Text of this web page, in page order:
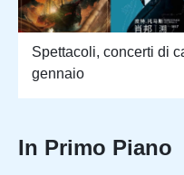
Spettacoli, concerti di
gennaio
In Primo Piano